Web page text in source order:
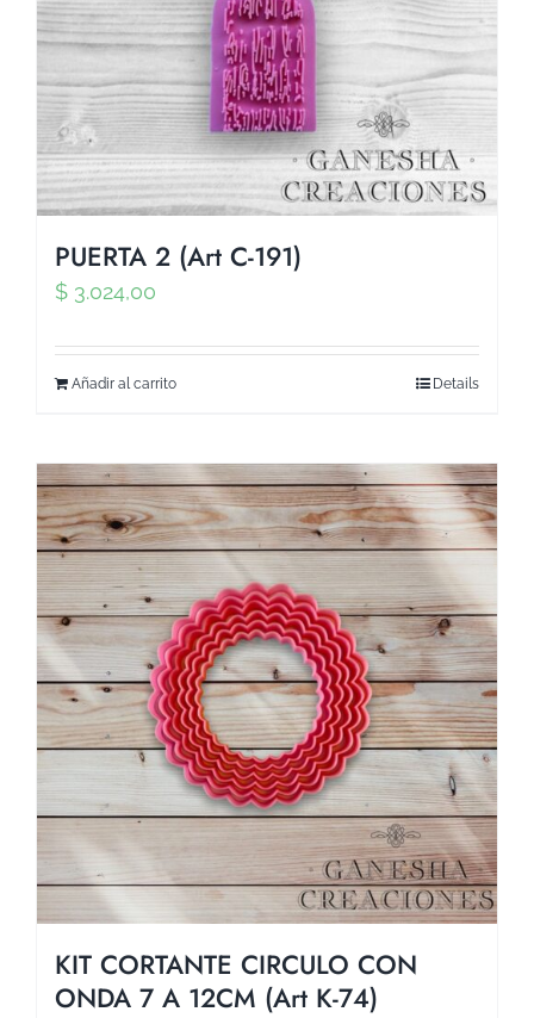
PUERTA 2 (Art C-191)
$ 3.024,00
Añadir al carrito Details
KIT CORTANTE CIRCULO CON
ONDA 7 A 12CM (Art K-74)